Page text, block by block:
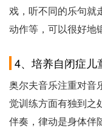
戏，听不同的乐句就
动作等，可以很好地
4、培养自闭症儿
奥尔夫音乐注重对音
觉训练方面有独到之
伴奏，律动是身体伴